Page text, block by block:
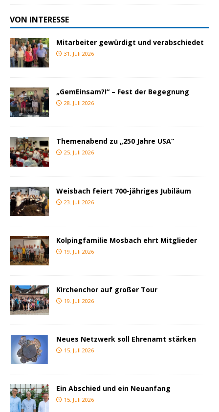
VON INTERESSE
Mitarbeiter gewürdigt und verabschiedet
31. Juli 2026
„GemEinsam?!“ – Fest der Begegnung
28. Juli 2026
Themenabend zu „250 Jahre USA“
25. Juli 2026
Weisbach feiert 700-jähriges Jubiläum
23. Juli 2026
Kolpingfamilie Mosbach ehrt Mitglieder
19. Juli 2026
Kirchenchor auf großer Tour
19. Juli 2026
Neues Netzwerk soll Ehrenamt stärken
15. Juli 2026
Ein Abschied und ein Neuanfang
15. Juli 2026